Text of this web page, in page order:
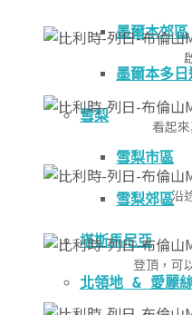
墨爾本郊區
墨爾本多
雪梨
雪梨市區
雪梨郊區
塔斯馬尼亞
北領地 & 愛麗
看起
沿
登頂，可